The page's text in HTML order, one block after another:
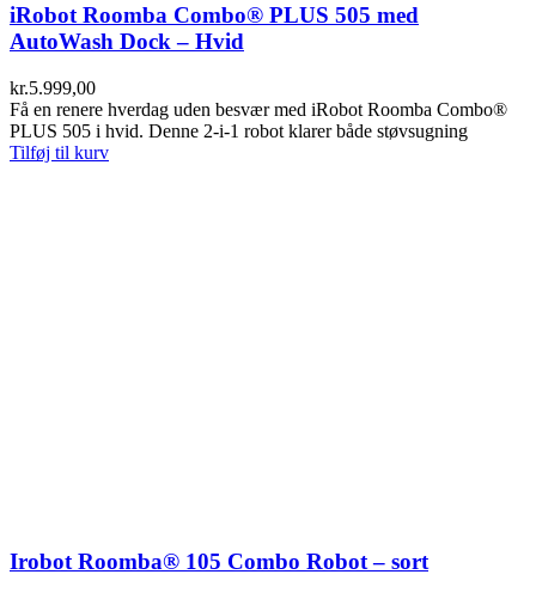
iRobot Roomba Combo® PLUS 505 med
AutoWash Dock – Hvid
kr.5.999,00
Få en renere hverdag uden besvær med iRobot Roomba Combo®
PLUS 505 i hvid. Denne 2-i-1 robot klarer både støvsugning
Tilføj til kurv
Irobot Roomba® 105 Combo Robot – sort